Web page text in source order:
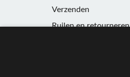
Verzenden
Ruilen en retourneren